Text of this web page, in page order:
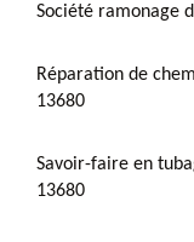
Société ramonage
Réparation de
13680
Savoir-faire en
13680